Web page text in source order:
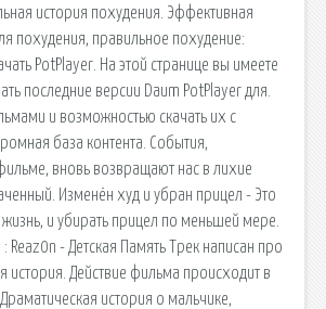
история похудения. Эффективная
похудения, правильное похудение:
PotPlayer. На этой странице вы имеете
последние версии Daum PotPlayer для.
и возможностью скачать их с
база контента. События,
вновь возвращают нас в лихие
Изменён худ и убран прицел - Это
и убирать прицел по меньшей мере.
: Reaz0n - Детская Память Трек написан про
история. Действие фильма происходит в
история о мальчике,